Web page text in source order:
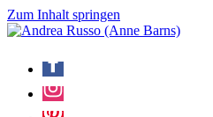
Zum Inhalt springen